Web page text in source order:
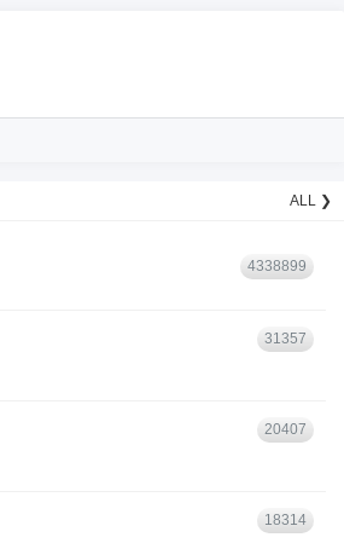
ALL ❯
4338899
31357
20407
18314